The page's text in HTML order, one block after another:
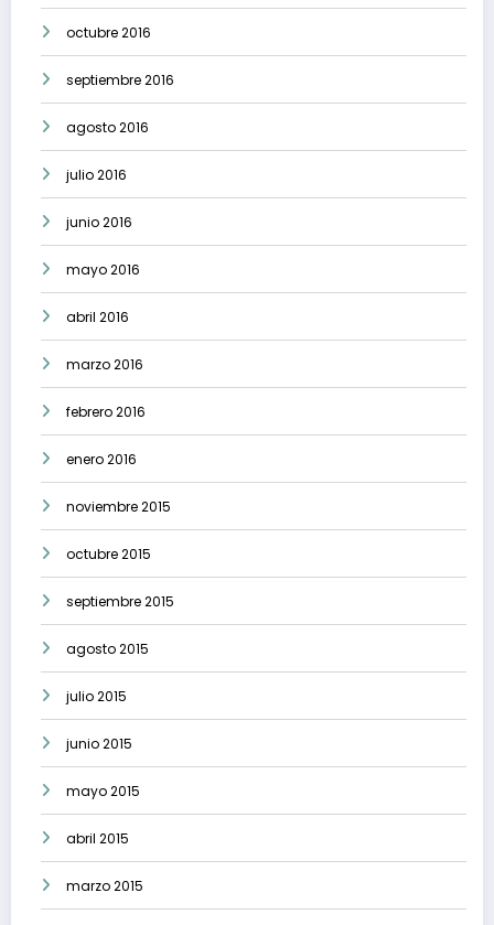
octubre 2016
septiembre 2016
agosto 2016
julio 2016
junio 2016
mayo 2016
abril 2016
marzo 2016
febrero 2016
enero 2016
noviembre 2015
octubre 2015
septiembre 2015
agosto 2015
julio 2015
junio 2015
mayo 2015
abril 2015
marzo 2015